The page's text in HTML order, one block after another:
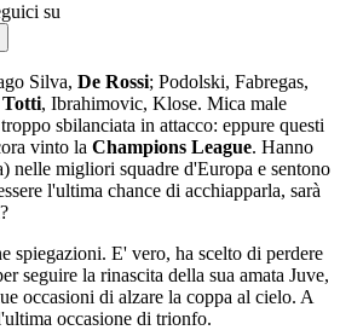
su
Silva, De Rossi; Podolski, Fabregas,
Totti, Ibrahimovic, Klose. Mica male
sbilanciata in attacco: eppure questi
vinto la Champions League. Hanno
nelle migliori squadre d'Europa e sentono
l'ultima chance di acchiapparla, sarà
spiegazioni. E' vero, ha scelto di perdere
seguire la rinascita della sua amata Juve,
occasioni di alzare la coppa al cielo. A
occasione di trionfo.